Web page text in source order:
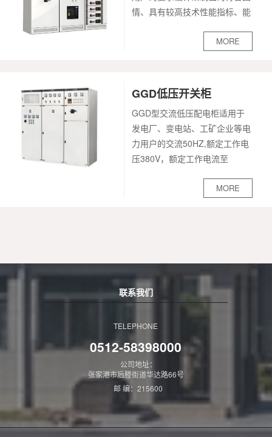
情、具有较高技术性能指标、能
现有引进产品竞争的低压抽出式
电厂、石油、化工、冶金、纺
织、高层建筑等行业的配电系
统。在大型发电厂、石化系统等
自动化程度高、要求与计算机接
口的场所，作为三相交流频率为
50（60）Hz、额定工作电压为
380V（400V）、（660V），额
定电流为4000A及以下的发、供
MORE
GGD低压开关柜
GGD型交流低压配电柜适用于
发电厂、变电站、工矿企业等电
力用户的交流50HZ,额定工作电
压380V，额定工作电流至
照明及配电设备的电能转换、分
设备》等标准。GGD型装置适
用于发电厂、石油、化工、冶
金、纺织、高层建筑等行业的配
MORE
联系我们
TELEPHONE
0512-58398000
公司地址：
张家港市后塍街道华达路66号
邮 编：215600